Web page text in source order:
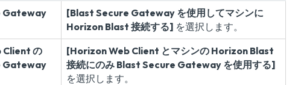
Gateway
[Blast Secure Gateway を使用してマシンに
Horizon Blast 接続する] を選択します。
Client の
Gateway
[Horizon Web Client とマシンの Horizon Blast
接続にのみ Blast Secure Gateway を使用する]
を選択します。